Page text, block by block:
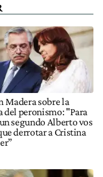
Madera sobre la
del peronismo: "Para
segundo Alberto vos
derrotar a Cristina